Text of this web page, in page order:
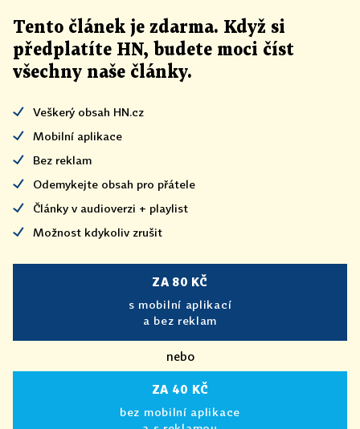
Tento článek je zdarma. Když si
předplatíte HN, budete moci číst
všechny naše články.
Veškerý obsah HN.cz
Mobilní aplikace
Bez reklam
Odemykejte obsah pro přátele
Články v audioverzi + playlist
Možnost kdykoliv zrušit
ZA 80 KČ
s mobilní aplikací
a bez reklam
nebo
ZA 40 KČ
bez mobilní aplikace